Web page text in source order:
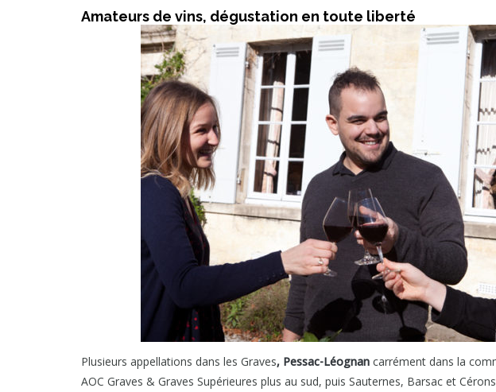
Amateurs de vins, dégustation en toute liberté
Plusieurs appellations dans les Graves, Pessac-Léognan carrément dans la
AOC Graves & Graves Supérieures plus au sud, puis Sauternes, Barsac et